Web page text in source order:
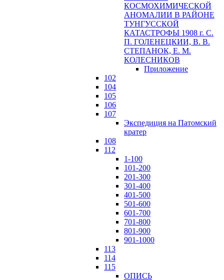
КОСМОХИМИЧЕСКОЙ
АНОМАЛИИ В РАЙОНЕ
ТУНГУССКОЙ
КАТАСТРОФЫ 1908 г. С.
П. ГОЛЕНЕЦКИИ, В. В.
СТЕПАНОК, Е. М.
КОЛЕСНИКОВ
Приложение
102
104
105
106
107
Экспедиция на Патомский
кратер
108
112
1-100
101-200
201-300
301-400
401-500
501-600
601-700
701-800
801-900
901-1000
113
114
115
ОПИСЬ